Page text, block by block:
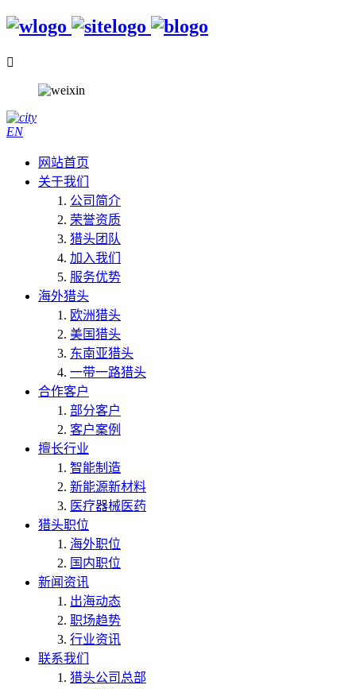

EN
网站首页
关于我们
公司简介
荣誉资质
猎头团队
加入我们
服务优势
海外猎头
欧洲猎头
美国猎头
东南亚猎头
一带一路猎头
合作客户
部分客户
客户案例
擅长行业
智能制造
新能源新材料
医疗器械医药
猎头职位
海外职位
国内职位
新闻资讯
出海动态
职场趋势
行业资讯
联系我们
猎头公司总部